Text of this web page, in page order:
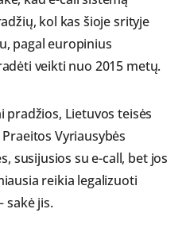
kol kas šioje srityje
pagal europinius
veikti nuo 2015 metų.
Lietuvos teisės
Vyriausybės
susijusios su e-call, bet jos
reikia legalizuoti
sakė jis.